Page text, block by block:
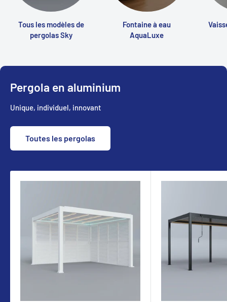
Tous les modèles de
pergolas Sky
Fontaine à eau
AquaLuxe
Pergola en aluminium
Unique, individuel, innovant
Toutes les pergolas